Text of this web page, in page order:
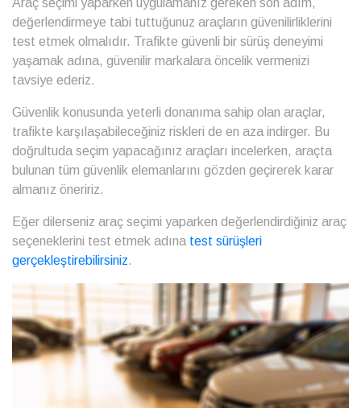
değerlendirmeye tabi tuttuğunuz araçların güvenilirliklerini
test etmek olmalıdır. Trafikte güvenli bir sürüş deneyimi
yaşamak adına, güvenilir markalara öncelik vermenizi
tavsiye ederiz.
Güvenlik konusunda yeterli donanıma sahip olan araçlar,
trafikte karşılaşabileceğiniz riskleri de en aza indirger. Bu
doğrultuda seçim yapacağınız araçları incelerken, araçta
bulunan tüm güvenlik elemanlarını gözden geçirerek karar
almanız öneririz.
Eğer dilerseniz araç seçimi yaparken değerlendirdiğiniz araç
seçeneklerini test etmek adına test sürüşleri
gerçekleştirebilirsiniz.